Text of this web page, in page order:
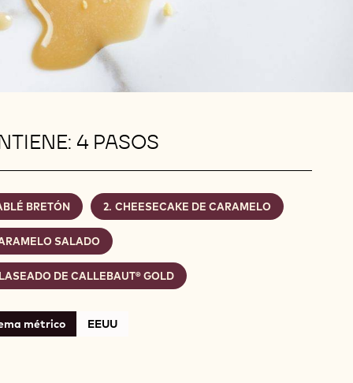
4 PASOS
BRETÓN CHEESECAKE DE CARAMELO
SALADO
DE CALLEBAUT® GOLD
métrico EEUU